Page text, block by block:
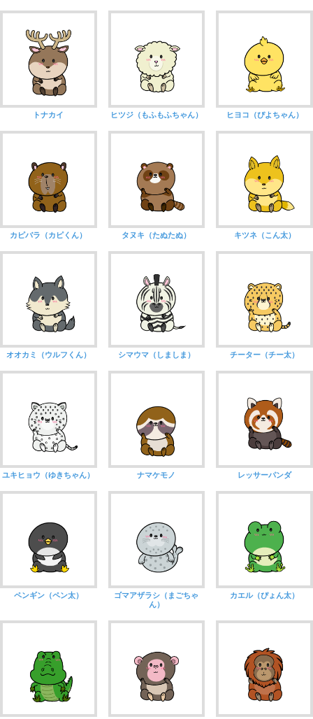
トナカイ ヒツジ（もふもふちゃん） ヒヨコ（ぴよちゃん）
カピバラ（カピくん） タヌキ（たぬたぬ） キツネ（こん太）
オオカミ（ウルフくん） シマウマ（しましま） チーター（チー太）
ユキヒョウ（ゆきちゃん） ナマケモノ レッサーパンダ
ペンギン（ペン太）
ゴマアザラシ（まごちゃ
ん）
カエル（ぴょん太）